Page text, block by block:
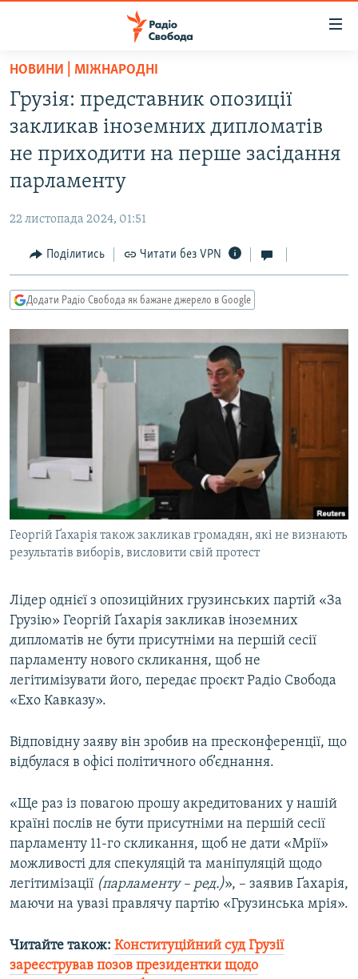
Перейти
основного
матеріалу
до
основної
Перейти
пошуку
ВСЕ ЗА ДОБУ
КУЛЬТУРА
СПОРТ
СВІТ
ДОНБАС.РЕАЛІЇ
КРИМ.РЕАЛІЇ
ТИ ЯК?
КИТАЙ.ВИКЛИКИ
МУЛЬТИМЕДІА
ПОДКАСТИ
КРИМ РЕАЛІЇ
РУС
УКР
ДОЛУЧАЙСЯ!
Усі сайти RFE/RL
НОВИНИ | МІЖНАРОДНІ
Грузія: представник опозиції
закликав іноземних дипломатів
не приходити на перше засідання
парламенту
22 листопада 2024, 01:51
Поділитись Читати без VPN
Додати Радіо Свобода як бажане джерело в Google
Георгій Ґахарія також закликав громадян, які не визнають
результатів виборів, висловити свій протест
Лідер однієї з опозиційних грузинських партій «За
Грузію» Георгій Ґахарія закликав іноземних
дипломатів не бути присутніми на першій сесії
парламенту нового скликання, щоб не
легітимізувати його, передає проєкт Радіо Свобода
«Ехо Кавказу».
Відповідну заяву він зробив на пресконференції, що
відбулася в офісі політичного об’єднання.
«Ще раз із повагою прошу акредитованих у нашій
країні послів не бути присутніми на першій сесії
парламенту 11-го скликання, щоб не дати «Мрії»
можливості для спекуляцій та маніпуляцій щодо
легітимізації (парламенту – ред.)», – заявив Ґахарія,
маючи на увазі правлячу партію «Грузинська мрія».
Читайте також: Конституційний суд Грузії
зареєстрував позов президентки щодо